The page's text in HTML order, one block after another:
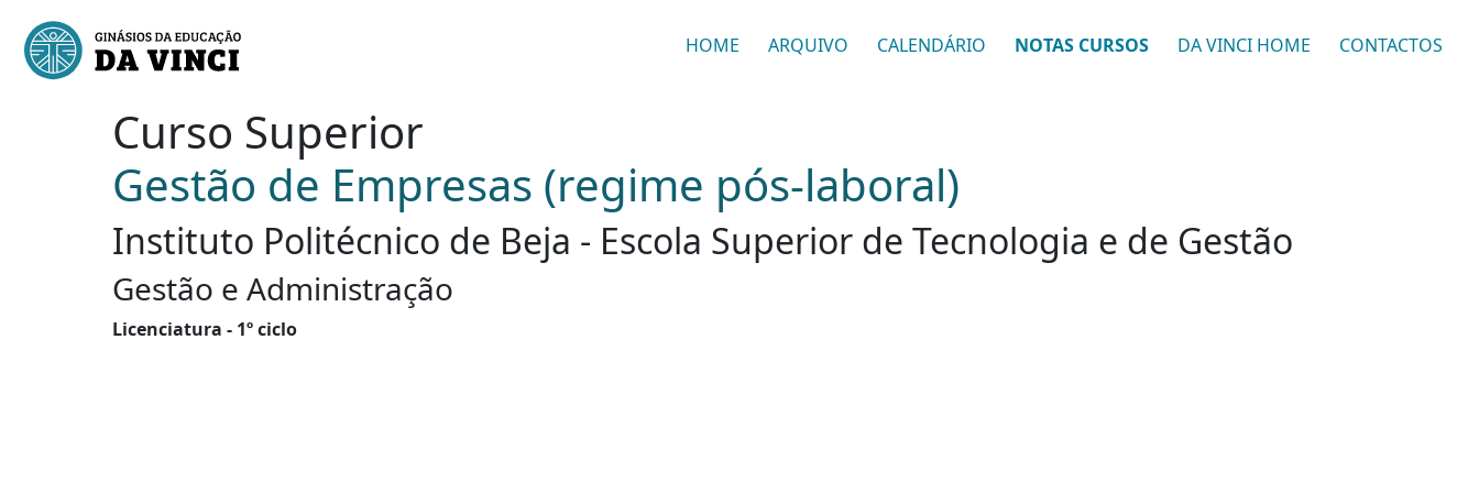
HOME ARQUIVO CALENDÁRIO NOTAS CURSOS DA VINCI HOME CONTACTOS
Curso Superior
Gestão de Empresas (regime pós-laboral)
Instituto Politécnico de Beja - Escola Superior de Tecnologia e de Gestão
Gestão e Administração
Licenciatura - 1º ciclo